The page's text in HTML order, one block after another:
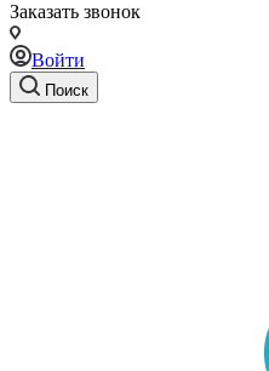
Заказать звонок
Войти
Поиск